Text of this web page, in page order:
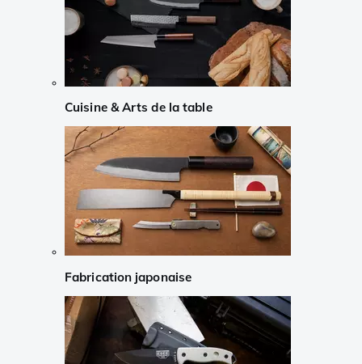
Cuisine & Arts de la table
Fabrication japonaise